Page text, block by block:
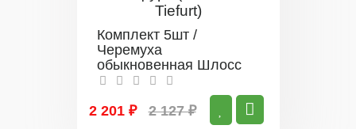
Комплект 5шт /
Черемуха
обыкновенная Шлосс
Тифурт (Schloss Tiefurt)
2 201 ₽
2 127 ₽